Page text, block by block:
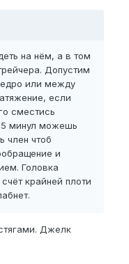
на нём, а в том
Допустим
или между
если
сместись
минул можешь
член чтоб
и
Головка
крайней плоти
Джелк